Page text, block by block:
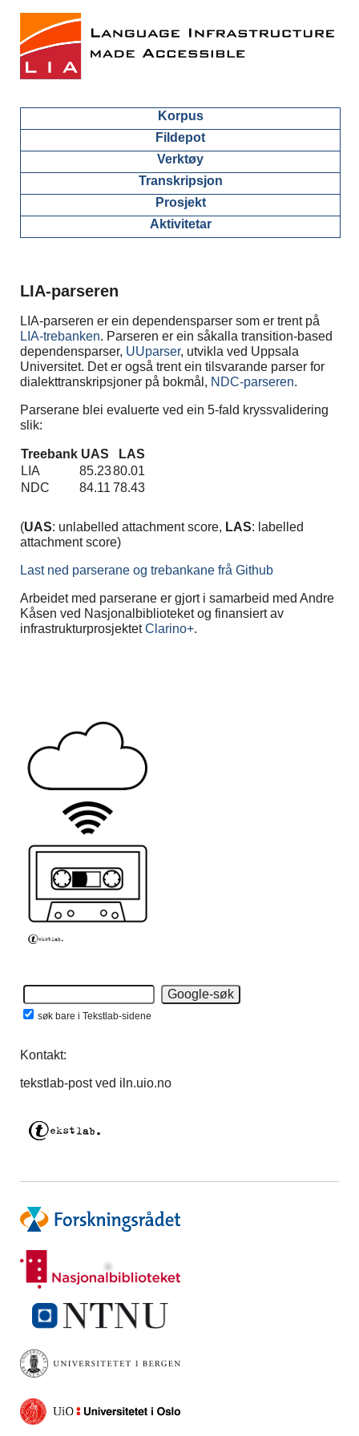
Korpus
Fildepot
Verktøy
Transkripsjon
Prosjekt
Aktivitetar
LIA-parseren
LIA-parseren er ein dependensparser som er trent på
LIA-trebanken. Parseren er ein såkalla transition-based
dependensparser, UUparser, utvikla ved Uppsala
Universitet. Det er også trent ein tilsvarande parser for
dialekttranskripsjoner på bokmål, NDC-parseren.
Parserane blei evaluerte ved ein 5-fald kryssvalidering
slik:
Treebank UAS
LAS
LIA
85.2380.01
NDC
84.11 78.43
(UAS: unlabelled attachment score, LAS: labelled
attachment score)
Last ned parserane og trebankane frå Github
Arbeidet med parserane er gjort i samarbeid med Andre
Kåsen ved Nasjonalbiblioteket og finansiert av
infrastrukturprosjektetClarino+.
søk bare i Tekstlab-sidene
Kontakt:
tekstlab-post ved iln.uio.no